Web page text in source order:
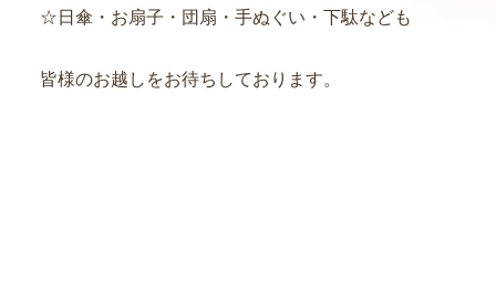
☆日傘・お扇子・団扇・手ぬぐい・下駄なども
皆様のお越しをお待ちしております。